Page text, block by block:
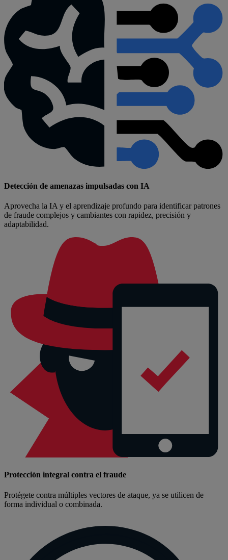
Detección de amenazas impulsadas con IA
Aprovecha la IA y el aprendizaje profundo para identificar patrones
de fraude complejos y cambiantes con rapidez, precisión y
adaptabilidad.
Protección integral contra el fraude
Protégete contra múltiples vectores de ataque, ya se utilicen de
forma individual o combinada.